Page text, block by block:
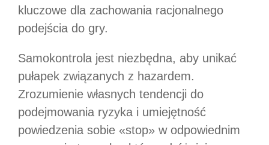
kluczowe dla zachowania racjonalnego
podejścia do gry.
Samokontrola jest niezbędna, aby unikać
pułapek związanych z hazardem.
Zrozumienie własnych tendencji do
podejmowania ryzyka i umiejętność
powiedzenia sobie «stop» w odpowiednim